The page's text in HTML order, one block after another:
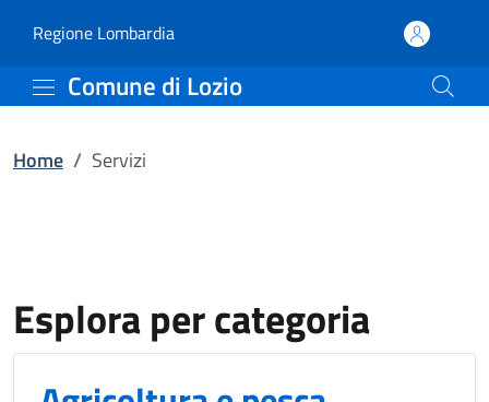
Servizi | Comune di
Regione Lombardia(apre in un'altra scheda).
Comune di Lozio
Home / Servizi
Esplora per categoria